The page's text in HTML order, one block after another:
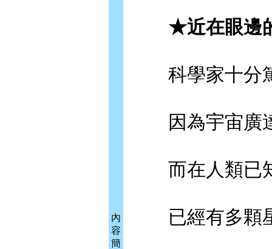
內
容
簡
★近在眼邊的
科學家十分篤
因為宇宙廣
而在人類已
已經有多顆